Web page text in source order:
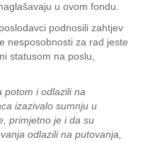
u ovom fondu.
podnosili zahtjev
nesposobnosti za rad jeste
statusom na poslu,
potom i odlazili na
izazivalo sumnju u
primjetno je i da su
odlazili na putovanja,